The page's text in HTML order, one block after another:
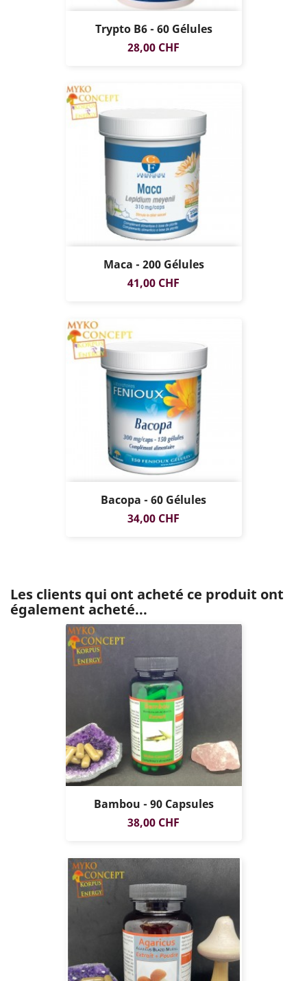
Trypto B6 - 60 Gélules
Prix
28,00 CHF
Maca - 200 Gélules
Prix
41,00 CHF
Bacopa - 60 Gélules
Prix
34,00 CHF
Les clients qui ont acheté ce produit ont
également acheté...
Bambou - 90 Capsules
Prix
38,00 CHF